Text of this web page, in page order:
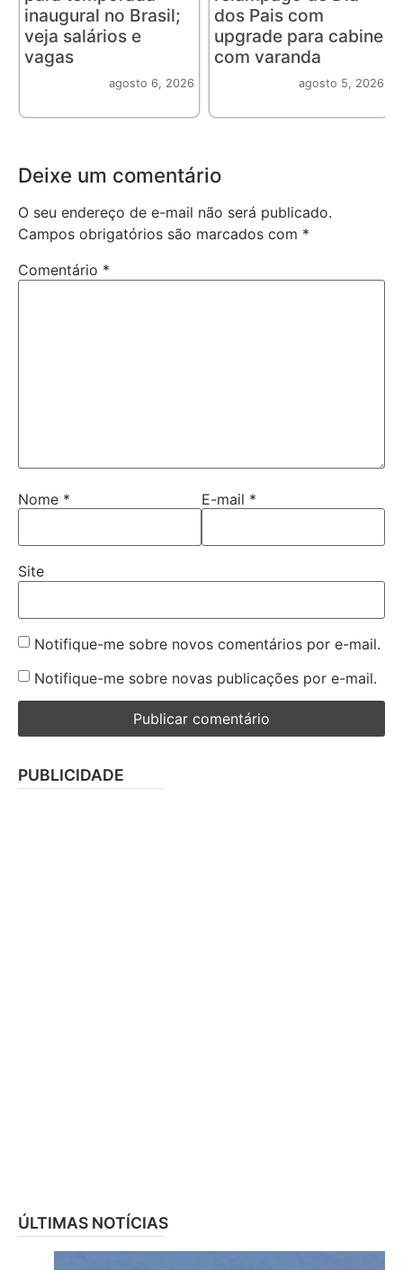
inaugural no Brasil;
veja salários e
vagas
agosto 6, 2026
dos Pais com
upgrade para cabine
com varanda
agosto 5, 2026
Deixe um comentário
O seu endereço de e-mail não será publicado.
Campos obrigatórios são marcados com *
Comentário *
Nome * E-mail *
Site
Notifique-me sobre novos comentários por e-mail.
Notifique-me sobre novas publicações por e-mail.
PUBLICIDADE
ÚLTIMAS NOTÍCIAS